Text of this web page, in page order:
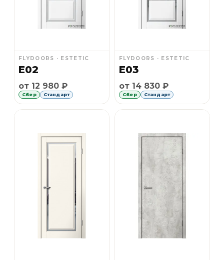
FLYDOORS · ESTETIC
Е02
от 12 980 ₽
Сбер Стандарт
Рассрочка Сбер 6 месяцев без
FLYDOORS · ESTETIC
Е03
от 14 830 ₽
Сбер Стандарт
Рассрочка Сбер 6